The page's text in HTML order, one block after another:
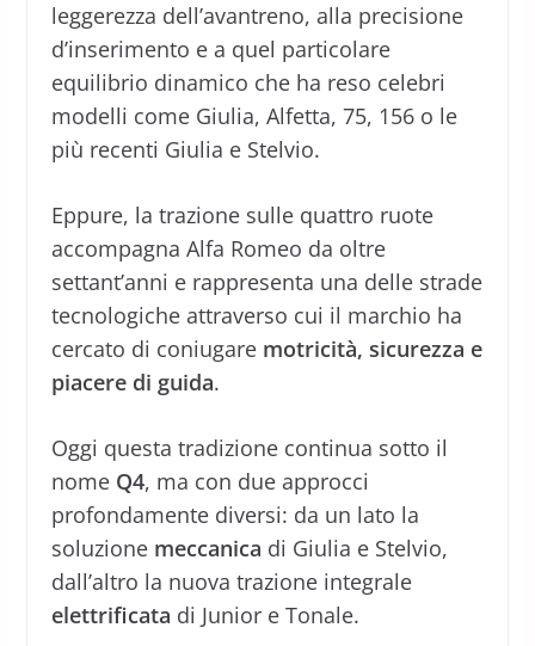
leggerezza dell’avantreno, alla precisione
d’inserimento e a quel particolare
equilibrio dinamico che ha reso celebri
modelli come Giulia, Alfetta, 75, 156 o le
più recenti Giulia e Stelvio.
Eppure, la trazione sulle quattro ruote
accompagna Alfa Romeo da oltre
settant’anni e rappresenta una delle strade
tecnologiche attraverso cui il marchio ha
cercato di coniugare motricità, sicurezza e
piacere di guida.
Oggi questa tradizione continua sotto il
nome Q4, ma con due approcci
profondamente diversi: da un lato la
soluzione meccanica di Giulia e Stelvio,
dall’altro la nuova trazione integrale
elettrificata di Junior e Tonale.